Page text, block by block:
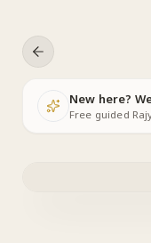
New here?
Free guided